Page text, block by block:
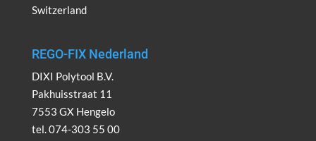
Switzerland
REGO-FIX Nederland
DIXI Polytool B.V.
Pakhuisstraat 11
7553 GX Hengelo
tel. 074-303 55 00